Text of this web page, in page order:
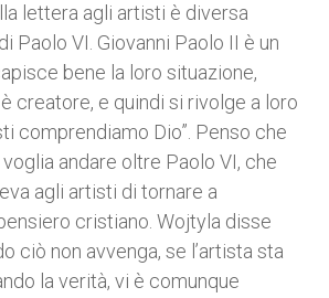
lettera agli artisti è diversa
Paolo VI. Giovanni Paolo II è un
bene la loro situazione,
creatore, e quindi si rivolge a loro
comprendiamo Dio”. Penso che
andare oltre Paolo VI, che
agli artisti di tornare a
cristiano. Wojtyla disse
ciò non avvenga, se l’artista sta
la verità, vi è comunque